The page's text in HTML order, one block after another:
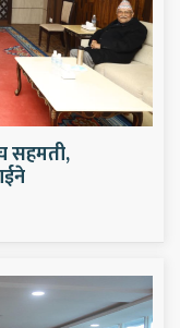
सहमती,